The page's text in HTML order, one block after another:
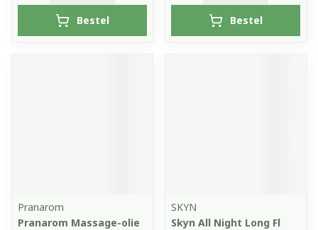
Bestel Bestel
Pranarom
Pranarom Massage-olie
SKYN
Skyn All Night Long Fl